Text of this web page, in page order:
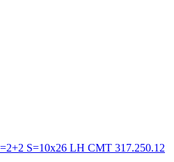
S=10x26 LH CMT 317.250.12